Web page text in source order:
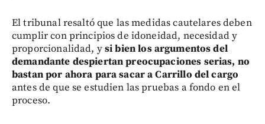
El tribunal resaltó que las medidas cautelares deben
cumplir con principios de idoneidad, necesidad y
proporcionalidad, ysi bien los argumentos del
demandante despiertan preocupaciones serias, no
bastan por ahora para sacar a Carrillo del cargo
antes de que se estudien las pruebas a fondo en el
proceso.